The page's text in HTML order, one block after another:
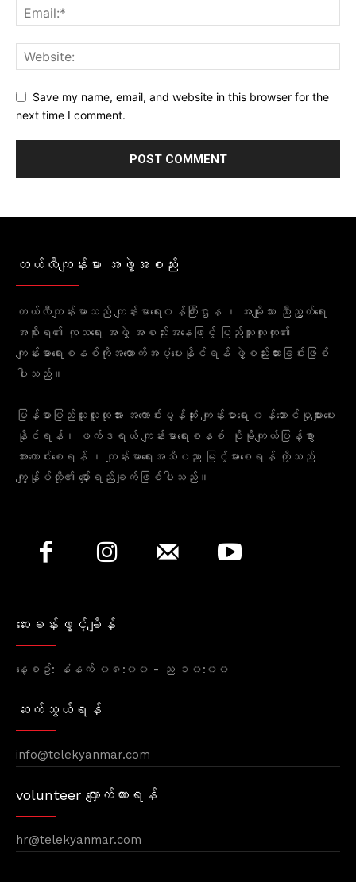
Save my name, email, and website in this browser for the
next time I comment.
တယ်လီကျန်းမာ အဖွဲ့အစည်း
တယ်လီကျန်းမာသည် ကျန်းမာရေး၀န်ကြီးဌာန ၊ အမျိုးသား ညီညွတ်ရေး
အစိုးရ၏ ကုသရေး အဖွဲ့ အစည်းအနေဖြင့် ပြည်သူလူထု၏
ကျန်းမာရေးစနစ်ကိုအထောက်အပံ့ပေးနိုင်ရန် ဖွဲ့စည်းထားခြင်းဖြစ်
ပါသည်။
မြန်မာပြည်သူလူထုအား အကောင်းမွန်ဆုံး ကျန်းမာရေး ၀န်ဆောင်မှုများပေး
နိုင်ရန်၊ ဖက်ဒရယ် ကျန်းမာရေးစနစ် ပိုမိုကျယ်ပြန့်စွာ
အားကောင်းစေရန် ၊ ကျန်းမာရေးအသိပညာ မြင့်မားစေရန် တို့သည်
ကျွန်ုပ်တို့၏ မျှော်ရည်ချက်ဖြစ်ပါသည်။
ဆေးခန်းဖွင့်ချိန်
နေ့စဥ်: နံနက် ၀၈:၀၀ - ည ၁၀:၀၀
ဆက်သွယ်ရန်
info@telekyanmar.com
volunteer လျှောက်ထားရန်
hr@telekyanmar.com